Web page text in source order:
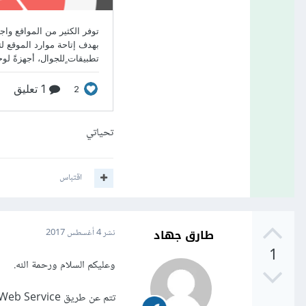
تحياتي
اقتباس
1
طارق جهاد نشر4 أغسطس 2017
وعليكم السلام ورحمة الله.
تتم عن طريق Web Service او Web